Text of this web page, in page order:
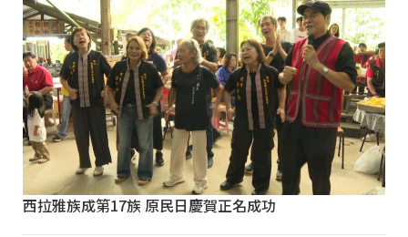
西拉雅族成第17族 原民日慶賀正名成功